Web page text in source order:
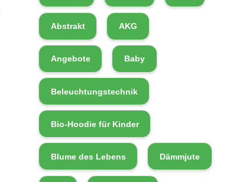
Abstrakt AKG
Angebote Baby
Beleuchtungstechnik
Bio-Hoodie für Kinder
Blume des Lebens Dämmjute